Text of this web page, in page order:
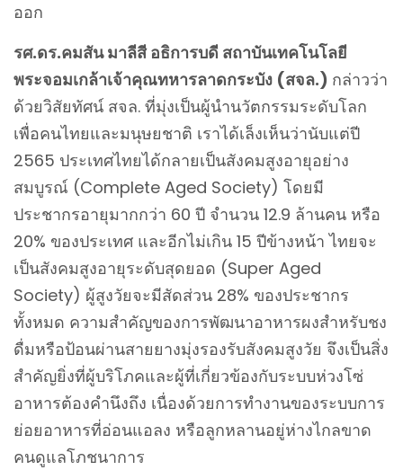
ออก
รศ.ดร.คมสัน มาลีสี อธิการบดี สถาบันเทคโนโลยี
พระจอมเกล้าเจ้าคุณทหารลาดกระบัง (สจล.) กล่าวว่า
ด้วยวิสัยทัศน์ สจล. ที่มุ่งเป็นผู้นำนวัตกรรมระดับโลก
เพื่อคนไทยและมนุษยชาติ เราได้เล็งเห็นว่านับแต่ปี
2565 ประเทศไทยได้กลายเป็นสังคมสูงอายุอย่าง
สมบูรณ์ (Complete Aged Society) โดยมี
ประชากรอายุมากกว่า 60 ปี จำนวน 12.9 ล้านคน หรือ
20% ของประเทศ และอีกไม่เกิน 15 ปีข้างหน้า ไทยจะ
เป็นสังคมสูงอายุระดับสุดยอด (Super Aged
Society) ผู้สูงวัยจะมีสัดส่วน 28% ของประชากร
ทั้งหมด ความสำคัญของการพัฒนาอาหารผงสำหรับชง
ดื่มหรือป้อนผ่านสายยางมุ่งรองรับสังคมสูงวัย จึงเป็นสิ่ง
สำคัญยิ่งที่ผู้บริโภคและผู้ที่เกี่ยวข้องกับระบบห่วงโซ่
อาหารต้องคำนึงถึง เนื่องด้วยการทำงานของระบบการ
ย่อยอาหารที่อ่อนแอลง หรือลูกหลานอยู่ห่างไกลขาด
คนดูแลโภชนาการ